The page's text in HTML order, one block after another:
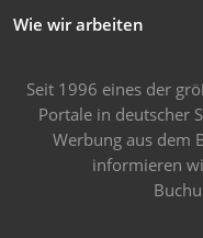
Wie wir arbeiten
Seit 1996 eines der
Portale in deutscher
Werbung aus dem
informieren